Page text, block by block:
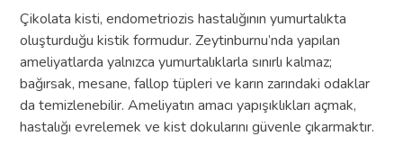
Çikolata kisti, endometriozis hastalığının yumurtalıkta
oluşturduğu kistik formudur. Zeytinburnu’nda yapılan
ameliyatlarda yalnızca yumurtalıklarla sınırlı kalmaz;
bağırsak, mesane, fallop tüpleri ve karın zarındaki odaklar
da temizlenebilir. Ameliyatın amacı yapışıklıkları açmak,
hastalığı evrelemek ve kist dokularını güvenle çıkarmaktır.